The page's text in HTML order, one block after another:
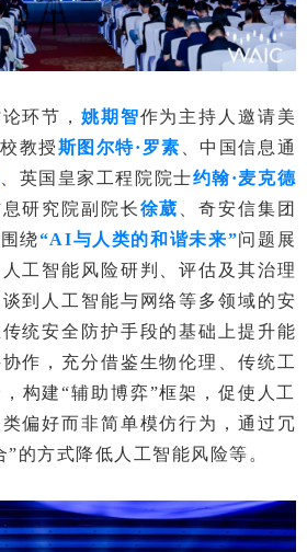
环节，姚期智作为主持人邀请美
教授斯图尔特·罗素 、中国信息通
、英国皇家工程院院士约翰·麦克德
研究院副院长徐葳
、奇安信集团
绕“AI与人类的和谐未来”问题展
工智能风险研判、评估及其治理
到人工智能与网络等多领域的安
统安全防护手段的基础上提升能
作，充分借鉴生物伦理、传统工
构建“辅助博弈”框架，促使人工
偏好而非简单模仿行为，通过冗
的方式降低人工智能风险等。